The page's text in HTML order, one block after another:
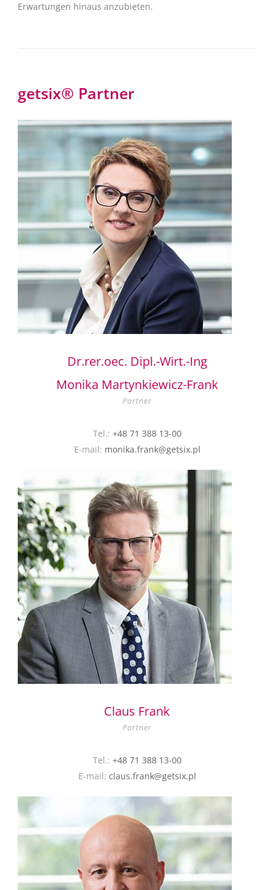
Erwartungen hinaus anzubieten.
getsix® Partner
Dr.rer.oec. Dipl.-Wirt.-Ing
Monika Martynkiewicz-Frank
Partner
Tel.: +48 71 388 13-00
E-mail: monika.frank@getsix.pl
Claus Frank
Partner
Tel.: +48 71 388 13-00
E-mail: claus.frank@getsix.pl